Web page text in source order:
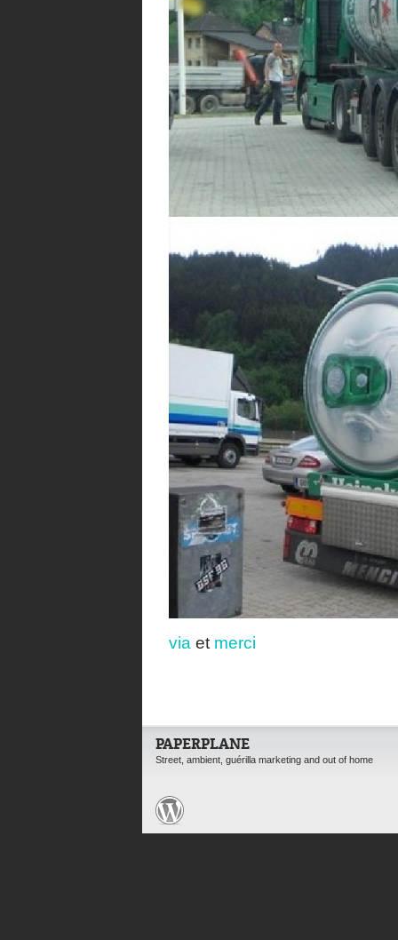
via et merci
PAPERPLANE
Street, ambient, guérilla marketing and out of home